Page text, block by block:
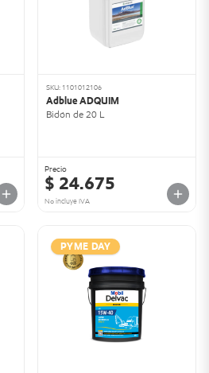
SKU: 1101012106
Adblue ADQUIM
Bidón de 20 L
Precio
$ 24.675
No incluye IVA
PYME DAY